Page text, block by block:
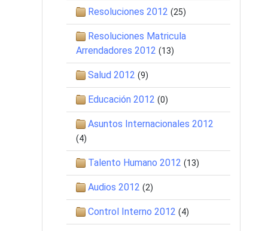
Resoluciones 2012 (25)
Resoluciones Matricula
Arrendadores 2012 (13)
Salud 2012 (9)
Educación 2012 (0)
Asuntos Internacionales 2012
(4)
Talento Humano 2012 (13)
Audios 2012 (2)
Control Interno 2012 (4)